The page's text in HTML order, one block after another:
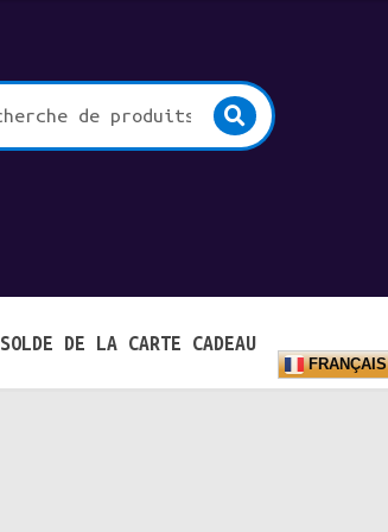
SOLDE DE LA CARTE CADEAU
FRANÇAIS